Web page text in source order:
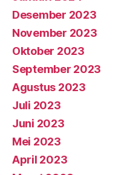
Desember 2023
November 2023
Oktober 2023
September 2023
Agustus 2023
Juli 2023
Juni 2023
Mei 2023
April 2023